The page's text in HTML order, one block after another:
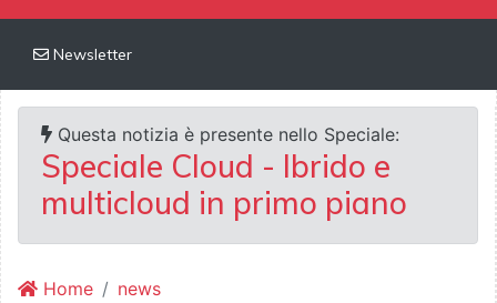
Newsletter
Questa notizia è presente nello Speciale:
Speciale Cloud - Ibrido e
multicloud in primo piano
Home
news